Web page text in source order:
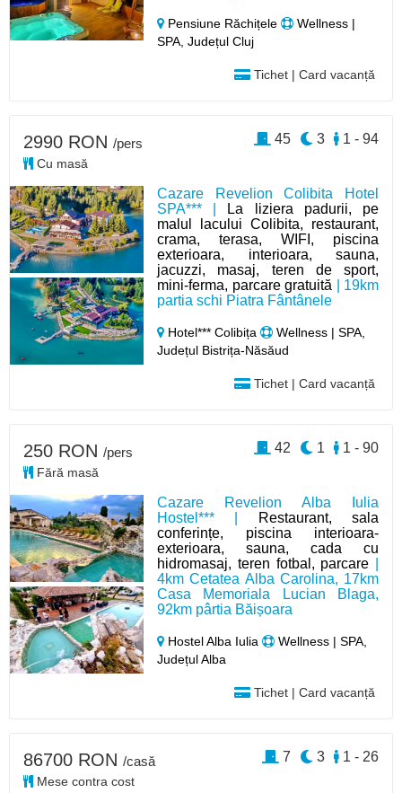
Pensiune Răchițele
Wellness |
SPA, Județul Cluj
Tichet | Card vacanță
Cazare Revelion Colibita Hotel
SPA*** |
La liziera padurii, pe
malul lacului Colibita, restaurant,
crama, terasa, WIFI, piscina
exterioara, interioara, sauna,
jacuzzi, masaj, teren de sport,
mini-ferma, parcare gratuită | 19km
partia schi Piatra Fântânele
Hotel*** Colibița
Wellness | SPA,
Județul Bistrița-Năsăud
Tichet | Card vacanță
2990 RON /pers
Cu masă
1 - 94
3
45
Cazare Revelion Alba Iulia
Hostel*** |
Restaurant, sala
conferințe, piscina interioara-
exterioara, sauna, cada cu
hidromasaj, teren fotbal, parcare
4km Cetatea Alba Carolina, 17km
Casa Memoriala Lucian Blaga,
92km pârtia Băișoara
Hostel Alba Iulia
Wellness | SPA,
Județul Alba
Tichet | Card vacanță
250 RON /pers
Fără masă
1 - 90
1
42
86700 RON /casă
Mese contra cost
1 - 26
3
7